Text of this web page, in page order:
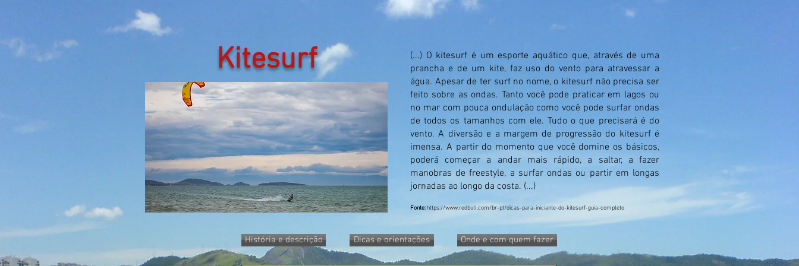
Kitesurf
(...) O kitesurf é um esporte aquático que, através de uma
prancha e de um kite, faz uso do vento para atravessar a
água. Apesar de ter surf no nome, o kitesurf não precisa ser
feito sobre as ondas. Tanto você pode praticar em lagos ou
no mar com pouca ondulação como você pode surfar ondas
de todos os tamanhos com ele. Tudo o que precisará é do
vento. A diversão e a margem de progressão do kitesurf é
imensa. A partir do momento que você domine os básicos,
poderá começar a andar mais rápido, a saltar, a fazer
manobras de freestyle, a surfar ondas ou partir em longas
jornadas ao longo da costa. (...)
Fonte: https://www.redbull.com/br-pt/dicas-para-iniciante-do-kitesurf-guia-completo
História e descrição Dicas e orientações Onde e com quem fazer